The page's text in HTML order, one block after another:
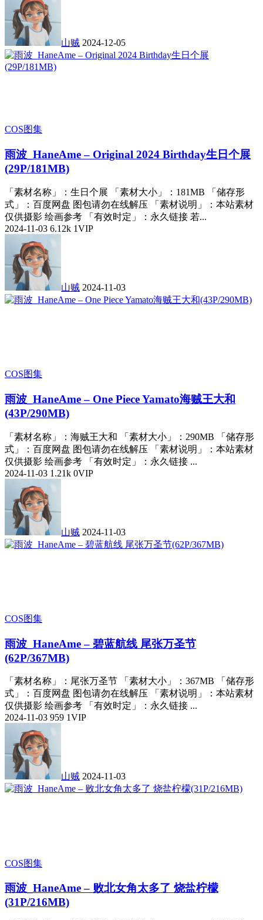
山贼 2024-12-05
COS图集
雨波_HaneAme – Original 2024 Birthday生日个展
(29P/181MB)
「素材名称」：生日个展 「素材大小」：181MB 「储存形
式」：百度网盘 图包请勿在线解压 「素材说明」：本站素材
仅供摄影 绘画参考 「有效时定」：永久链接 若...
2024-11-03 6.12k 1VIP
山贼 2024-11-03
COS图集
雨波_HaneAme – One Piece Yamato海贼王大和
(43P/290MB)
「素材名称」：海贼王大和 「素材大小」：290MB 「储存形
式」：百度网盘 图包请勿在线解压 「素材说明」：本站素材
仅供摄影 绘画参考 「有效时定」：永久链接 ...
2024-11-03 1.21k 0VIP
山贼 2024-11-03
COS图集
雨波_HaneAme – 碧蓝航线 尾张万圣节
(62P/367MB)
「素材名称」：尾张万圣节 「素材大小」：367MB 「储存形
式」：百度网盘 图包请勿在线解压 「素材说明」：本站素材
仅供摄影 绘画参考 「有效时定」：永久链接 ...
2024-11-03 959 1VIP
山贼 2024-11-03
COS图集
雨波_HaneAme – 败北女角太多了 烧盐柠檬
(31P/216MB)